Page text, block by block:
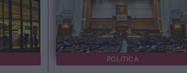
POLITICA